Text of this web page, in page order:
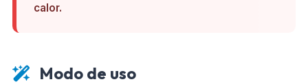
calor.
Modo de uso